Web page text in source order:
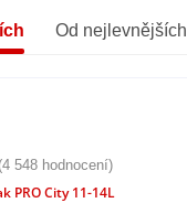
Od nejlevnějších
(4 548 hodnocení)
PRO City 11-14L